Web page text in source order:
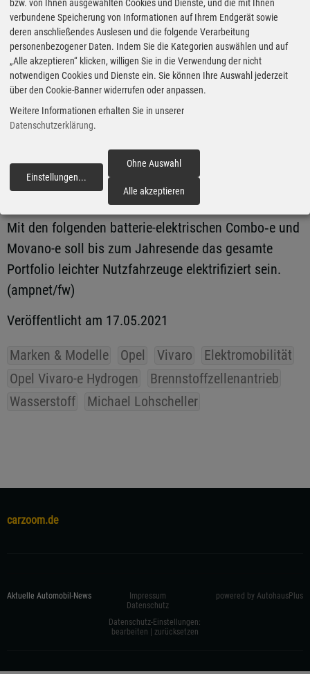
basiert auf dem bereits erhältlichen batterie-
elektrischen Opel Vivaro-e, wobei die Antriebsbatterie
im Unterboden durch drei 700-bar-Wasserstoff-Tanks
ersetzt wurde. Dank der Plug-in-Möglichkeit lässt sich
die Batterie bei Bedarf auch extern aufladen, so dass
das Fahrzeug auch 50 Kilometer rein batterie-
Mit dem Vivaro-e Hydrogen erweitert Opel sein
Angebot der elektrifizierten leichten Nutzfahrzeuge.
Mit den folgenden batterie-elektrischen Combo‑e und
Movano-e soll bis zum Jahresende das gesamte
Portfolio leichter Nutzfahrzeuge elektrifiziert sein.
(ampnet/fw)
Veröffentlicht am 17.05.2021
Marken & Modelle Opel Vivaro
Elektromobilität
Opel Vivaro-e Hydrogen
Brennstoffzellenantrieb
Wasserstoff
Michael Lohscheller
carzoom.de
Aktuelle Automobil-News
Impressum
Datenschutz
Datenschutz-Einstellungen:
bearbeiten
zurücksetzen
powered by AutohausPlus
bzw. von Ihnen ausgewählten Cookies und Dienste, und die mit Ihnen
verbundene Speicherung von Informationen auf Ihrem Endgerät sowie
deren anschließendes Auslesen und die folgende Verarbeitung
personenbezogener Daten. Indem Sie die Kategorien auswählen und auf
„Alle akzeptieren“ klicken, willigen Sie in die Verwendung der nicht
notwendigen Cookies und Dienste ein. Sie können Ihre Auswahl jederzeit
über den Cookie-Banner widerrufen oder anpassen.
Weitere Informationen erhalten Sie in unserer
Datenschutzerklärung.
Einstellungen...
Ohne Auswahl
Alle akzeptieren